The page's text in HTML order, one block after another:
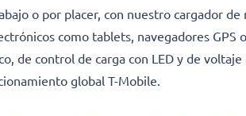
o por placer, con nuestro cargador
como tablets, navegadores
de control de carga con LED y de
global T-Mobile.